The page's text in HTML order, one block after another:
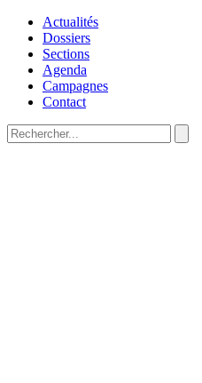
Actualités
Dossiers
Sections
Agenda
Campagnes
Contact